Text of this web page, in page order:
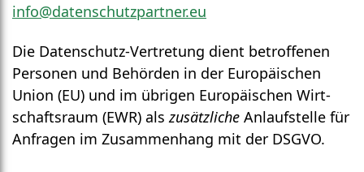
info@datenschutzpartner.eu
Die Daten­schutz-Vertretung dient betroffenen
Personen und Behörden in der Europäischen
Union (EU) und im übrigen Europäischen Wirt­
schaftsraum (EWR) alszusätzliche Anlauf­stelle für
Anfragen im Zusammenhang mit der DSGVO.